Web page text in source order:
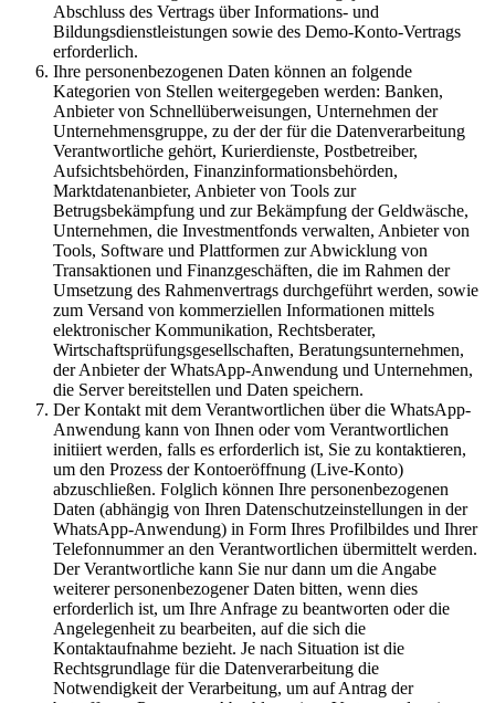
Abschluss des Vertrags über Informations- und
Bildungsdienstleistungen sowie des Demo-Konto-Vertrags
erforderlich.
Ihre personenbezogenen Daten können an folgende
Kategorien von Stellen weitergegeben werden: Banken,
Anbieter von Schnellüberweisungen, Unternehmen der
Unternehmensgruppe, zu der der für die Datenverarbeitung
Verantwortliche gehört, Kurierdienste, Postbetreiber,
Aufsichtsbehörden, Finanzinformationsbehörden,
Marktdatenanbieter, Anbieter von Tools zur
Betrugsbekämpfung und zur Bekämpfung der Geldwäsche,
Unternehmen, die Investmentfonds verwalten, Anbieter von
Tools, Software und Plattformen zur Abwicklung von
Transaktionen und Finanzgeschäften, die im Rahmen der
Umsetzung des Rahmenvertrags durchgeführt werden, sowie
zum Versand von kommerziellen Informationen mittels
elektronischer Kommunikation, Rechtsberater,
Wirtschaftsprüfungsgesellschaften, Beratungsunternehmen,
der Anbieter der WhatsApp-Anwendung und Unternehmen,
die Server bereitstellen und Daten speichern.
Der Kontakt mit dem Verantwortlichen über die WhatsApp-
Anwendung kann von Ihnen oder vom Verantwortlichen
initiiert werden, falls es erforderlich ist, Sie zu kontaktieren,
um den Prozess der Kontoeröffnung (Live-Konto)
abzuschließen. Folglich können Ihre personenbezogenen
Daten (abhängig von Ihren Datenschutzeinstellungen in der
WhatsApp-Anwendung) in Form Ihres Profilbildes und Ihrer
Telefonnummer an den Verantwortlichen übermittelt werden.
Der Verantwortliche kann Sie nur dann um die Angabe
weiterer personenbezogener Daten bitten, wenn dies
erforderlich ist, um Ihre Anfrage zu beantworten oder die
Angelegenheit zu bearbeiten, auf die sich die
Kontaktaufnahme bezieht. Je nach Situation ist die
Rechtsgrundlage für die Datenverarbeitung die
Notwendigkeit der Verarbeitung, um auf Antrag der